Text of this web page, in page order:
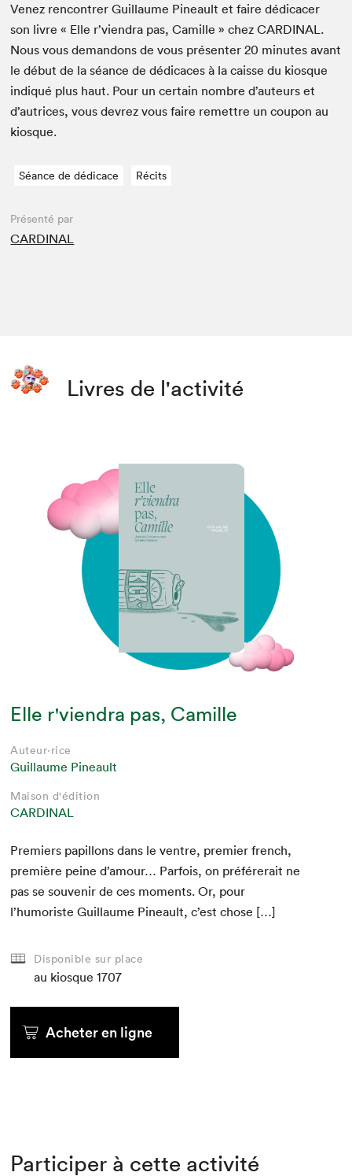
Venez ren­con­tr­er Guil­laume Pineault et faire dédi­cac­er
son livre « Elle r’vien­dra pas, Camille » chezCAR­DI­NAL.
Nous vous deman­dons de vous présen­ter20 min­utes avant
le début de la séance de dédi­caces à la caisse du kiosque
indiqué plus haut. Pour un cer­tain nom­bre d’auteurs et
d’autrices, vous devrez vous faire remet­tre un coupon au
kiosque.
Séance de dédicace Récits
Présenté par
CARDINAL
Livres de l'activité
Elle r'viendra pas, Camille
Auteur·rice
Guillaume Pineault
Maison d'édition
CARDINAL
Pre­miers papil­lons dans le ven­tre, pre­mier french,
pre­mière peine d’amour… Par­fois, on préfér­erait ne
pas se sou­venir de ces moments. Or, pour
l’humoriste Guil­laume Pineault, c’est chose […]
Disponible sur place
au kiosque 1707
Acheter en ligne
Participer à cette activité